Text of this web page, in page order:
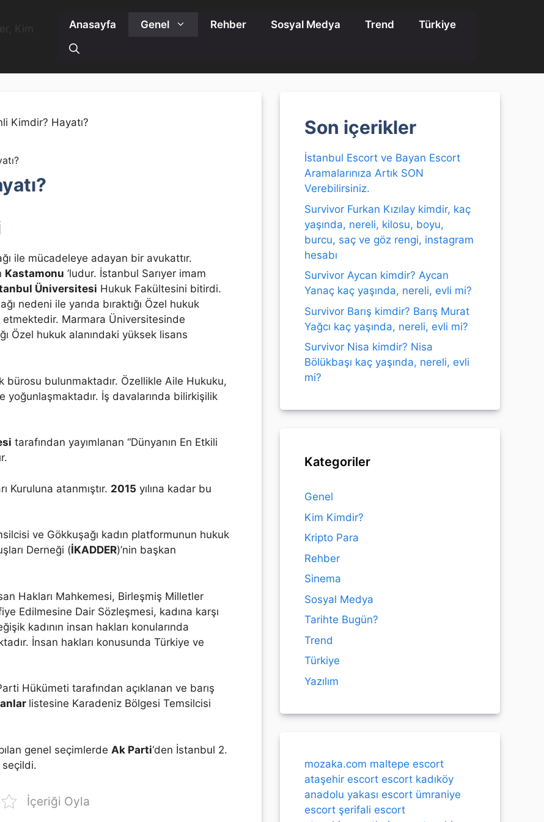
Anasayfa Genel Rehber Sosyal Medya Trend Türkiye
ile mücadeleye adayan bir avukattır.
Kastamonu ’ludur. İstanbul Sarıyer imam
Üniversitesi Hukuk Fakültesini bitirdi.
nedeni ile yarıda bıraktığı Özel hukuk
Marmara Üniversitesinde
Özel hukuk alanındaki yüksek lisans
bürosu bulunmaktadır. Özellikle Aile Hukuku,
yoğunlaşmaktadır. İş davalarında bilirkişilik
tarafından yayımlanan “Dünyanın En Etkili
Kuruluna atanmıştır. 2015 yılına kadar bu
ve Gökkuşağı kadın platformunun hukuk
Derneği (İKADDER)’nin başkan
Hakları Mahkemesi, Birleşmiş Milletler
Edilmesine Dair Sözleşmesi, kadına karşı
kadının insan hakları konularında
İnsan hakları konusunda Türkiye ve
Hükümeti tarafından açıklanan ve barış
listesine Karadeniz Bölgesi Temsilcisi
genel seçimlerde Ak Parti‘den İstanbul 2.
seçildi.
İçeriği Oyla
Son içerikler
İstanbul Escort ve Bayan Escort
Aramalarınıza Artık SON
Verebilirsiniz.
Survivor Furkan Kızılay kimdir, kaç
yaşında, nereli, kilosu, boyu,
burcu, saç ve göz rengi, instagram
hesabı
Survivor Aycan kimdir? Aycan
Yanaç kaç yaşında, nereli, evli mi?
Survivor Barış kimdir? Barış Murat
Yağcı kaç yaşında, nereli, evli mi?
Survivor Nisa kimdir? Nisa
Bölükbaşı kaç yaşında, nereli, evli
mi?
Kategoriler
Genel
Kim Kimdir?
Kripto Para
Rehber
Sinema
Sosyal Medya
Tarihte Bugün?
Trend
Türkiye
Yazılım
mozaka.com maltepe escort
ataşehir escort escort kadıköy
anadolu yakası escort ümraniye
escort şerifali escort